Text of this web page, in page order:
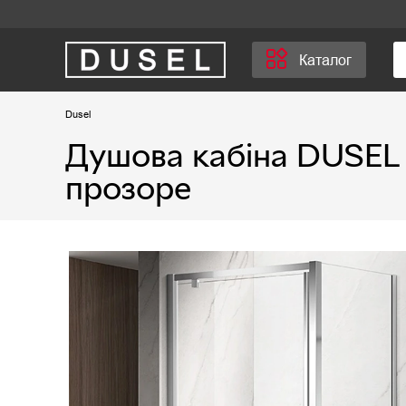
Каталог
Dusel
Душова кабіна
прозоре